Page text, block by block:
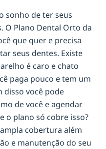
sonho de ter seus
O Plano Dental Orto da
que quer e precisa
seus dentes. Existe
é caro e chato
paga pouco e tem um
você pode
de você e agendar
o plano só cobre isso?
cobertura além
e manutenção do seu